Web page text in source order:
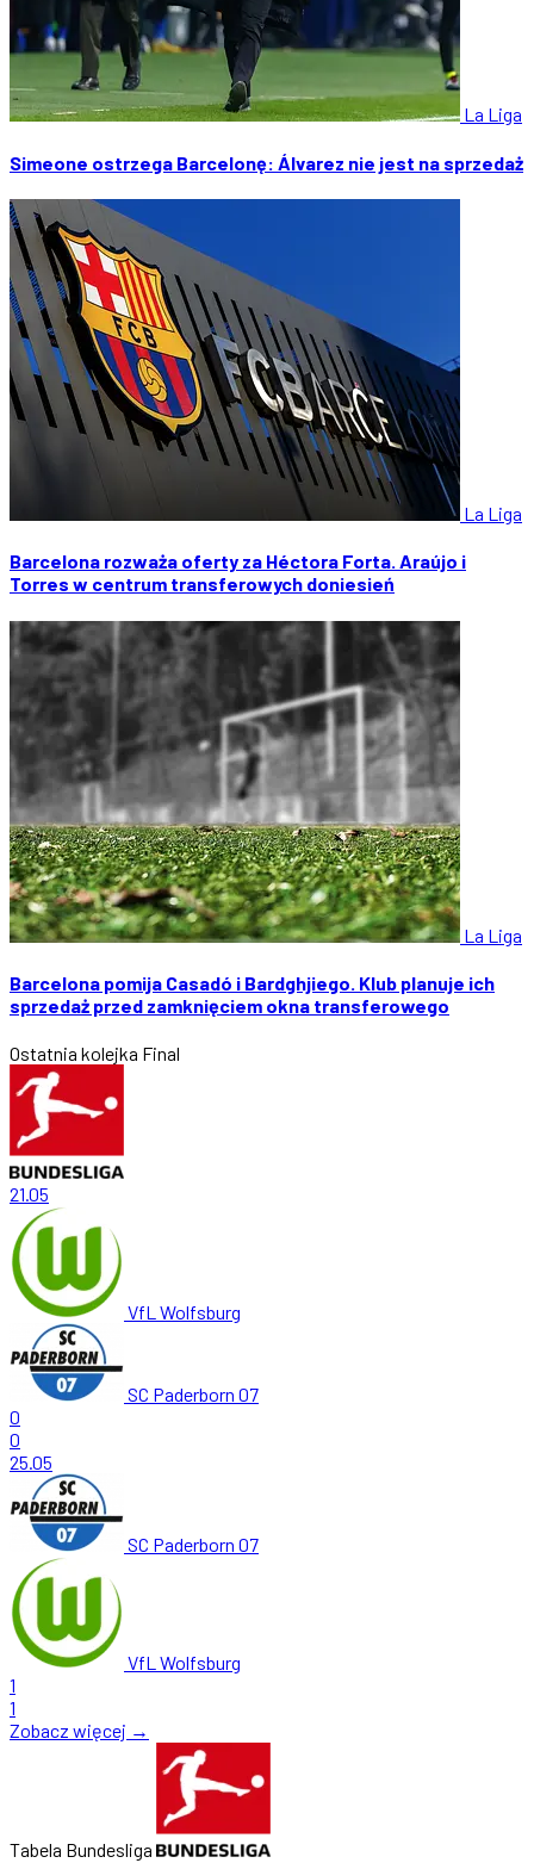
La Liga
Simeone ostrzega Barcelonę: Álvarez nie jest na sprzedaż
La Liga
Barcelona rozważa oferty za Héctora Forta. Araújo i
Torres w centrum transferowych doniesień
La Liga
Barcelona pomija Casadó i Bardghjiego. Klub planuje ich
sprzedaż przed zamknięciem okna transferowego
Ostatnia kolejka Final
21.05
VfL Wolfsburg
SC Paderborn 07
0
0
25.05
SC Paderborn 07
VfL Wolfsburg
1
1
Zobacz więcej →
Tabela Bundesliga